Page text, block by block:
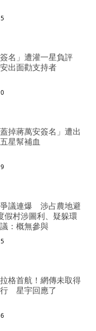
名」遭灌一星負評
出面勸支持者
掉蔣萬安簽名」遭出
星幫補血
議連爆 涉占農地避
假村涉圖利、疑躲環
：概無參與
格首航！網傳未取得
星宇回應了